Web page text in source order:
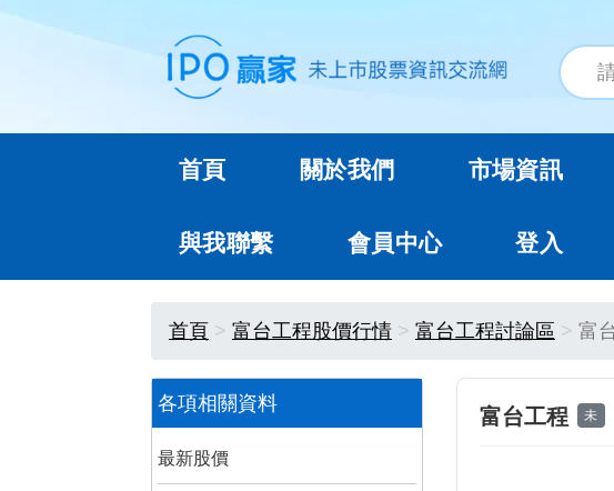
首頁 關於我們 市場資訊
與我聯繫 會員中心 登入
首頁 富台工程股價行情 富台工程討論區 富
各項相關資料
最新股價
富台工程 未